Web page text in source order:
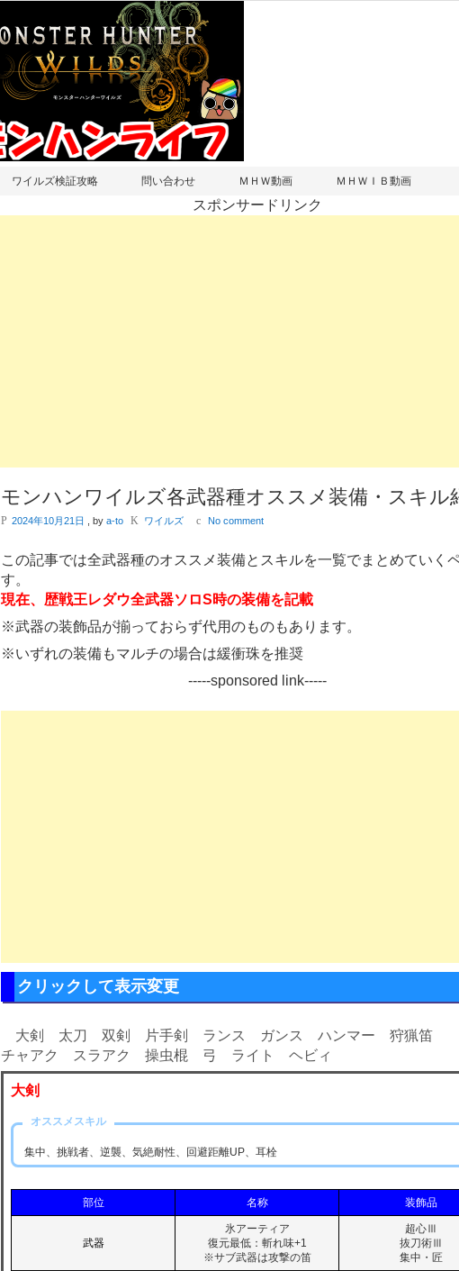
ワイルズ検証攻略 問い合わせ ＭＨＷ動画 ＭＨＷＩＢ動画
スポンサードリンク
モンハンワイルズ各武器種オススメ装備・スキル
P 2024年10月21日 , by a-to K ワイルズ c No comment
この記事では全武器種のオススメ装備とスキルを一覧でまとめていく
す。
現在、歴戦王レダウ全武器ソロS時の装備を記載
※武器の装飾品が揃っておらず代用のものもあります。
※いずれの装備もマルチの場合は緩衝珠を推奨
-----sponsored link-----
クリックして表示変更
大剣 太刀 双剣 片手剣 ランス ガンス ハンマー 狩猟笛
チャアク
スラアク 操虫棍 弓 ライト ヘビィ
大剣
オススメスキル
集中、挑戦者、逆襲、気絶耐性、回避距離UP、耳栓
部位 名称 装飾品
武器
氷アーティア
復元最低：斬れ味+1
※サブ武器は攻撃の笛
超心Ⅲ
抜刀術Ⅲ
集中・匠